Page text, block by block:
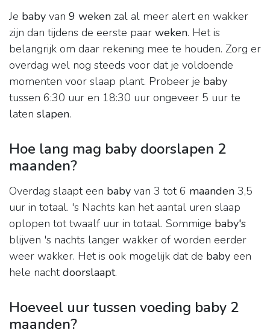
Je baby van 9 weken zal al meer alert en wakker
zijn dan tijdens de eerste paar weken. Het is
belangrijk om daar rekening mee te houden. Zorg er
overdag wel nog steeds voor dat je voldoende
momenten voor slaap plant. Probeer je baby
tussen 6:30 uur en 18:30 uur ongeveer 5 uur te
laten slapen.
Hoe lang mag baby doorslapen 2
maanden?
Overdag slaapt een baby van 3 tot 6 maanden 3,5
uur in totaal. 's Nachts kan het aantal uren slaap
oplopen tot twaalf uur in totaal. Sommige baby's
blijven 's nachts langer wakker of worden eerder
weer wakker. Het is ook mogelijk dat de baby een
hele nachtdoorslaapt.
Hoeveel uur tussen voeding baby 2
maanden?